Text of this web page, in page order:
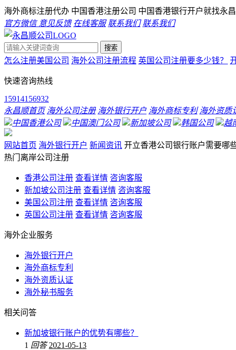
海外商标注册代办 中国香港注册公司 中国香港银行开户就找永
官方微信 意见反馈 在线客服 联系我们 联系我们
搜索
怎么注册美国公司 海外公司注册流程 英国公司注册要多少钱？
快速咨询热线
15914156932
永昌顺首页 海外公司注册 海外银行开户 海外商标专利 海外资质
中国香港公司
中国澳门公司 新加坡公司 韩国公司 越
网站首页 海外银行开户 新闻资讯 开立香港公司银行账户需要哪
热门离岸公司注册
香港公司注册 查看详情 咨询客服
新加坡公司注册 查看详情 咨询客服
美国公司注册 查看详情 咨询客服
英国公司注册 查看详情 咨询客服
海外企业服务
海外银行开户
海外商标专利
海外资质认证
海外秘书服务
相关问答
新加坡银行账户的优势有哪些？
1 回答 2021-05-13